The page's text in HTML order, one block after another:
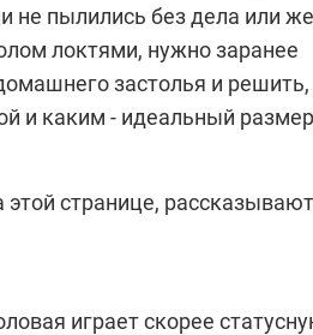
не пылились без дела или же
локтями, нужно заранее
застолья и решить,
и каким - идеальный размер
этой странице, рассказывают
играет скорее